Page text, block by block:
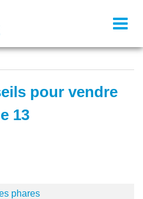
pour vendre
13
phares